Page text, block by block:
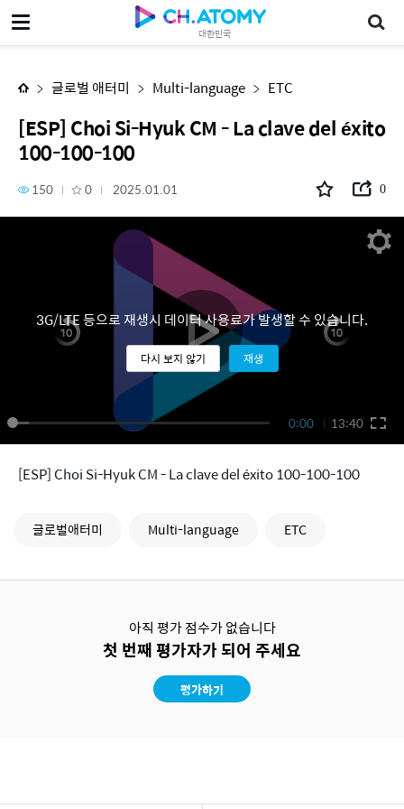
대한민국
글로벌 애터미 Multi-language ETC
[ESP] Choi Si-Hyuk CM - La clave del éxito
100-100-100
150 0 2025.01.01 0
0:00 13:40
3G/LTE 등으로 재생시 데이터 사용료가 발생할 수 있습니다.
다시 보지 않기 재생
[ESP] Choi Si-Hyuk CM - La clave del éxito 100-100-100
글로벌애터미 Multi-language ETC
아직 평가 점수가 없습니다
첫 번째 평가자가 되어 주세요
평가하기